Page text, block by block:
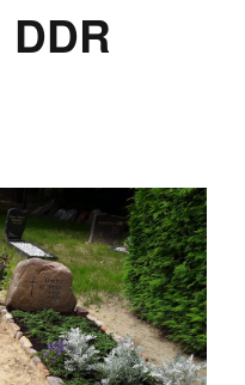
DDR